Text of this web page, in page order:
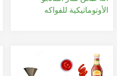
الأوتوماتيكية للفواكه